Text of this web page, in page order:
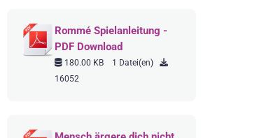
Rommé Spielanleitung -
PDF Download
180.00 KB
1 Datei(en)
16052